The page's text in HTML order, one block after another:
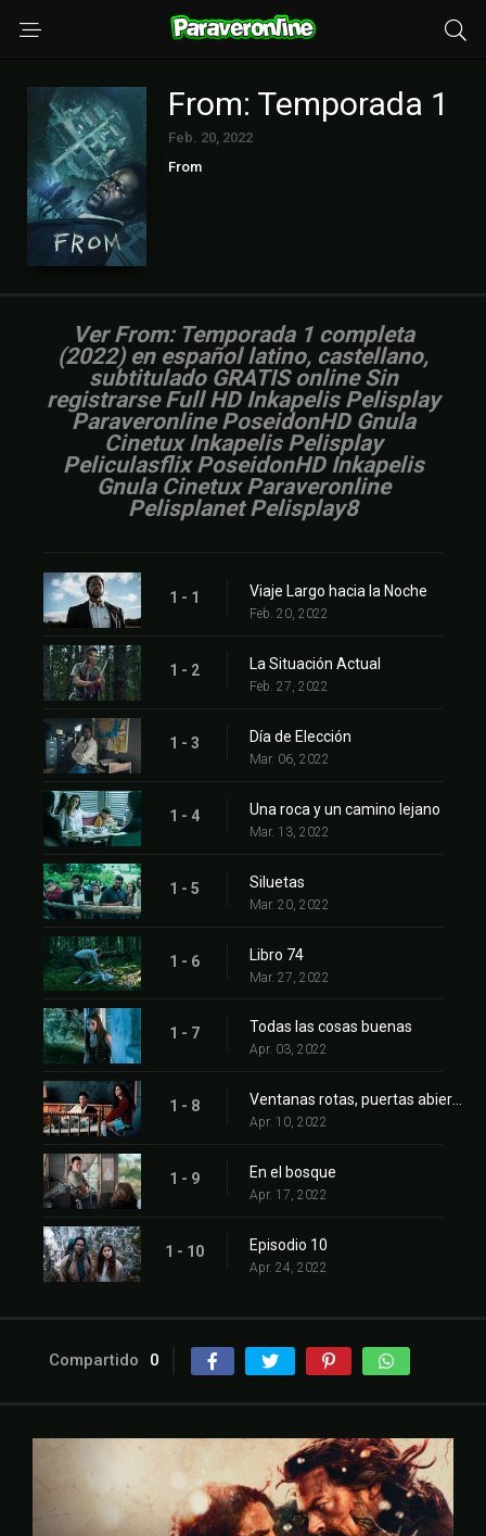
From: Temporada 1
Feb. 20, 2022
From
Ver From: Temporada 1 completa
(2022) en español latino, castellano,
subtitulado GRATIS online Sin
registrarse Full HD Inkapelis Pelisplay
Paraveronline PoseidonHD Gnula
Cinetux Inkapelis Pelisplay
Peliculasflix PoseidonHD Inkapelis
Gnula Cinetux Paraveronline
Pelisplanet Pelisplay8
1 - 1 Viaje Largo hacia la Noche
Feb. 20, 2022
1 - 2 La Situación Actual
Feb. 27, 2022
1 - 3 Día de Elección
Mar. 06, 2022
1 - 4 Una roca y un camino lejano
Mar. 13, 2022
1 - 5 Siluetas
Mar. 20, 2022
1 - 6 Libro 74
Mar. 27, 2022
1 - 7 Todas las cosas buenas
Apr. 03, 2022
1 - 8 Ventanas rotas, puertas abiertas
Apr. 10, 2022
1 - 9 En el bosque
Apr. 17, 2022
1 - 10 Episodio 10
Apr. 24, 2022
Compartido 0